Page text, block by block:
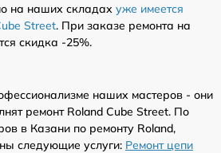
на наших складах уже имеется
Street. При заказе ремонта на
скидка -25%.
наших мастеров - они
ремонт Roland Cube Street. По
в Казани по ремонту Roland,
следующие услуги: Ремонт цепи